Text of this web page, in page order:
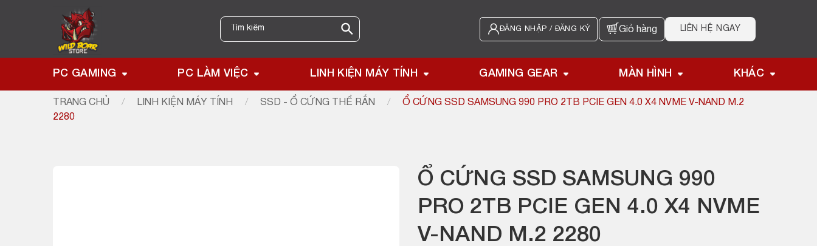
Tìm
kiếm:
ĐĂNG NHẬP / ĐĂNG KÝ Giỏ hàng LIÊN HỆ NGAY
PC GAMING PC LÀM VIỆC LINH KIỆN MÁY TÍNH GAMING GEAR MÀN HÌNH KHÁC
TRANG CHỦ / LINH KIỆN MÁY TÍNH / SSD - Ổ CỨNG THỂ RẮN /
Ổ CỨNG SSD SAMSUNG 990 PRO 2TB PCIE GEN 4.0 X4 NVME V-NAND M.2
2280
Ổ CỨNG SSD SAMSUNG 990
PRO 2TB PCIE GEN 4.0 X4 NVME
V-NAND M.2 2280